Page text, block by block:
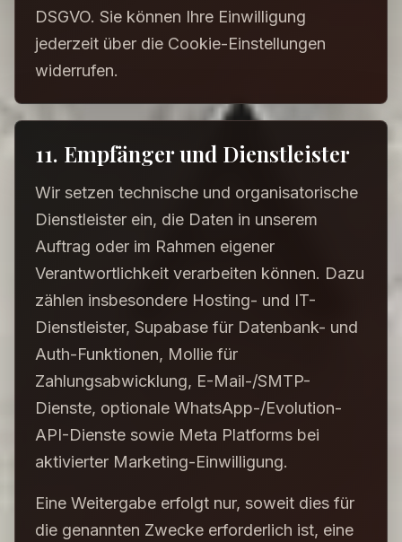
DSGVO. Sie können Ihre Einwilligung
jederzeit über die Cookie-Einstellungen
widerrufen.
11. Empfänger und Dienstleister
Wir setzen technische und organisatorische
Dienstleister ein, die Daten in unserem
Auftrag oder im Rahmen eigener
Verantwortlichkeit verarbeiten können. Dazu
zählen insbesondere Hosting- und IT-
Dienstleister, Supabase für Datenbank- und
Auth-Funktionen, Mollie für
Zahlungsabwicklung, E-Mail-/SMTP-
Dienste, optionale WhatsApp-/Evolution-
API-Dienste sowie Meta Platforms bei
aktivierter Marketing-Einwilligung.
Eine Weitergabe erfolgt nur, soweit dies für
die genannten Zwecke erforderlich ist, eine